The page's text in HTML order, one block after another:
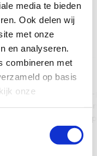
media te bieden
Ook delen wij
met onze
en analyseren.
combineren met
op basis
onze
Cato Networks
Gartner Leader
converged netwerk
backbone.